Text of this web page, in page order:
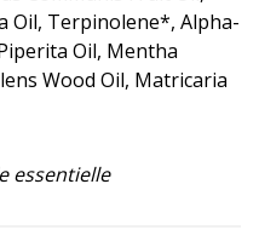
Oil, Terpinolene*, Alpha-
Oil, Mentha
Wood Oil, Matricaria
essentielle